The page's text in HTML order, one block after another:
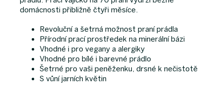
domácnosti přibližně čtyři měsíce.
Revoluční a šetrná možnost praní prádla
Přírodní prací prostředek na minerální bázi
Vhodné i pro vegany a alergiky
Vhodné pro bílé i barevné prádlo
Šetrné pro vaši peněženku, drsné k nečistotě
S vůní jarních květin